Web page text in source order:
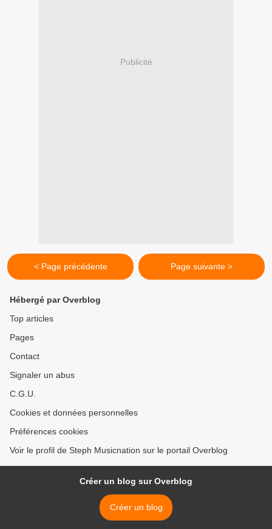
Publicité
< Page précédente Page suivante >
Hébergé par Overblog
Top articles
Pages
Contact
Signaler un abus
C.G.U.
Cookies et données personnelles
Préférences cookies
Voir le profil de Steph Musicnation sur le portail Overblog
Créer un blog sur Overblog
Créer un blog